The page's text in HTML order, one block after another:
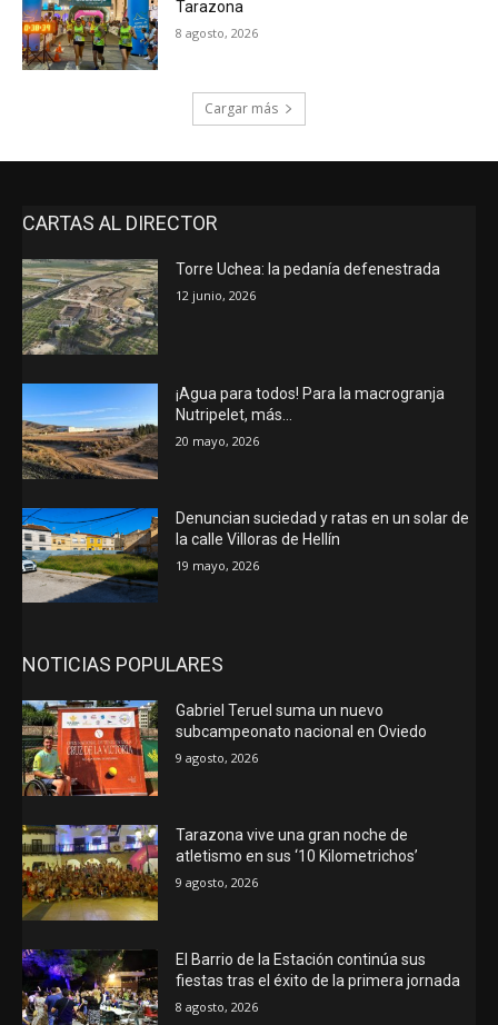
Tarazona
8 agosto, 2026
Cargar más
CARTAS AL DIRECTOR
Torre Uchea: la pedanía defenestrada
12 junio, 2026
¡Agua para todos! Para la macrogranja
Nutripelet, más…
20 mayo, 2026
Denuncian suciedad y ratas en un solar de
la calle Villoras de Hellín
19 mayo, 2026
NOTICIAS POPULARES
Gabriel Teruel suma un nuevo
subcampeonato nacional en Oviedo
9 agosto, 2026
Tarazona vive una gran noche de
atletismo en sus ‘10 Kilometrichos’
9 agosto, 2026
El Barrio de la Estación continúa sus
fiestas tras el éxito de la primera jornada
8 agosto, 2026